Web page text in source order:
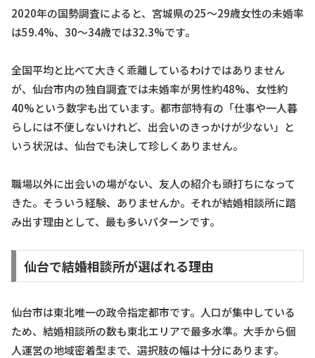
2020年の国勢調査によると、宮城県の25〜29歳女性の未婚率
は59.4%、30〜34歳では32.3%です。
全国平均と比べて大きく乖離しているわけではありません
が、仙台市内の独自調査では未婚率が男性約48%、女性約
40%という数字も出ています。都市部特有の「仕事や一人暮
らしには不便しないけれど、出会いのきっかけが少ない」と
いう状況は、仙台でも決して珍しくありません。
職場以外に出会いの場がない、友人の紹介も頭打ちになって
きた。そういう経験、ありませんか。それが結婚相談所に踏
み出す理由として、最も多いパターンです。
仙台で結婚相談所が選ばれる理由
仙台市は東北唯一の政令指定都市です。人口が集中している
ため、結婚相談所の数も東北エリアで最多水準。大手から個
人運営の地域密着型まで、選択肢の幅は十分にあります。